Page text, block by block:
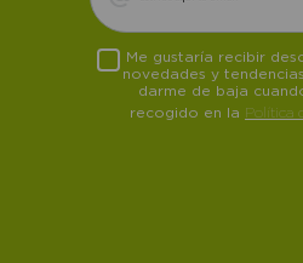
Me gustaría recibir
novedades y
darme de baja
recogido en la Política